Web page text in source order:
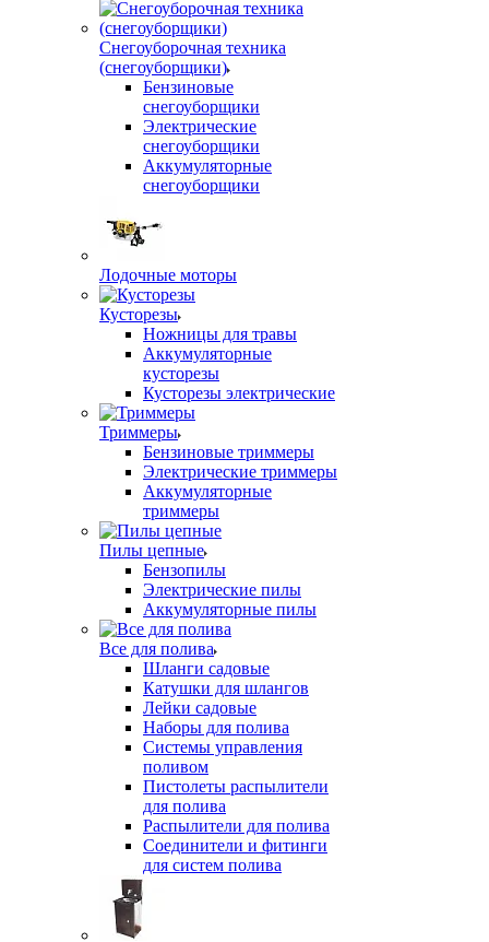
Снегоуборочная техника
(снегоуборщики)
Бензиновые
снегоуборщики
Электрические
снегоуборщики
Аккумуляторные
снегоуборщики
Лодочные моторы
Кусторезы
Ножницы для травы
Аккумуляторные
кусторезы
Кусторезы электрические
Триммеры
Бензиновые триммеры
Электрические триммеры
Аккумуляторные
триммеры
Пилы цепные
Бензопилы
Электрические пилы
Аккумуляторные пилы
Все для полива
Шланги садовые
Катушки для шлангов
Лейки садовые
Наборы для полива
Системы управления
поливом
Пистолеты распылители
для полива
Распылители для полива
Соединители и фитинги
для систем полива